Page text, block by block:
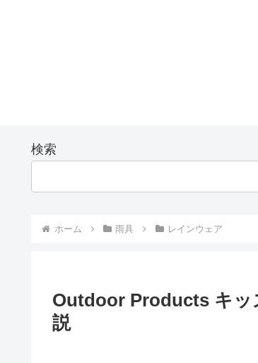
検索
ホーム 雨具 レインウェア
Outdoor Products キッ
説